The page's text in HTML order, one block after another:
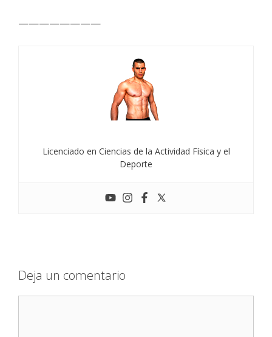
————————
Licenciado en Ciencias de la Actividad Física y el
Deporte
Deja un comentario